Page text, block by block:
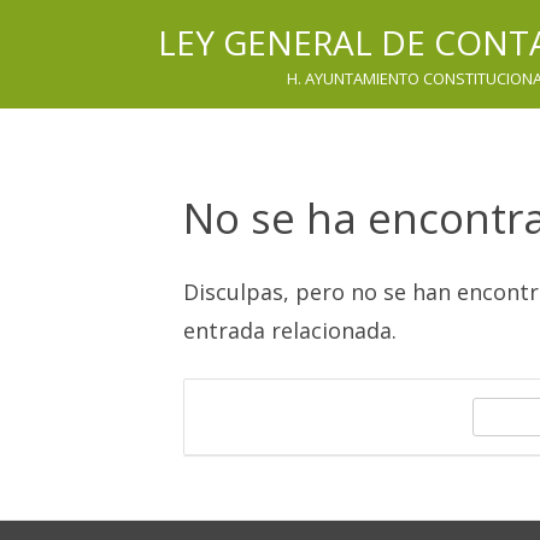
LEY GENERAL DE
H. AYUNTAMIENTO
No se ha
Disculpas, pero no se han
entrada relacionada.
u
c